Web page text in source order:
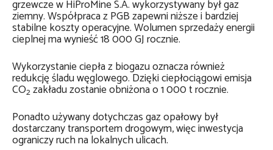
grzewcze w HiProMine S.A. wykorzystywany był gaz
ziemny. Współpraca z PGB zapewni niższe i bardziej
stabilne koszty operacyjne. Wolumen sprzedaży energii
cieplnej ma wynieść 18 000 GJ rocznie.
Wykorzystanie ciepła z biogazu oznacza również
redukcję śladu węglowego. Dzięki ciepłociągowi emisja
CO2zakładu zostanie obniżona o 1 000 t rocznie.
Ponadto używany dotychczas gaz opałowy był
dostarczany transportem drogowym, więc inwestycja
ograniczy ruch na lokalnych ulicach.